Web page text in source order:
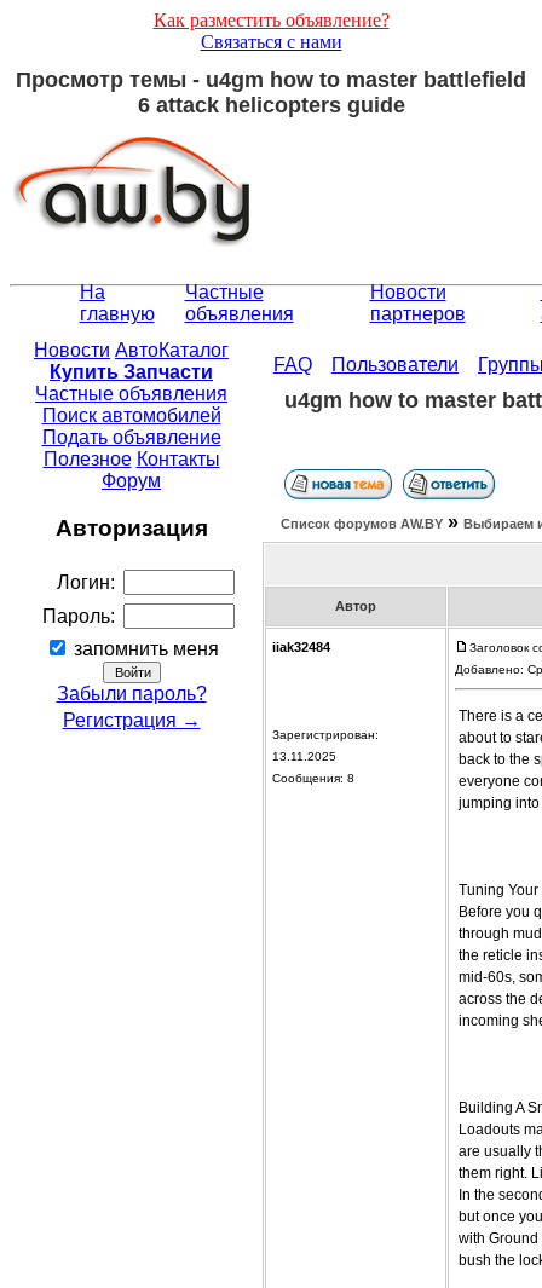
Как разместить объявление?
Связаться с нами
Просмотр темы - u4gm how to master battlefield
6 attack helicopters guide
На
главную
Частные
объявления
Новости
партнеров
Новости АвтоКаталог
Купить Запчасти
Частные объявления
Поиск автомобилей
Подать объявление
Полезное Контакты
Форум
Авторизация
Логин:
Пароль:
запомнить меня
Забыли пароль?
Регистрация →
FAQ Пользователи
u4gm how to master
Список форумов АW.BY » Выбираем
Автор
iiak32484
Зарегистрирован:
13.11.2025
Сообщения: 8
Заголовок
Добавлено:
There is a
about to
back to the
everyone
jumping
Tuning Your
Before you
through
the reticle
mid‑60s,
across the
incoming
Building A
Loadouts
are usually
them right.
In the
but once
with
bush the